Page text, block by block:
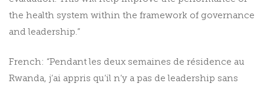
the health system within the framework of governance
and leadership.”
French: “Pendant les deux semaines de résidence au
Rwanda, j’ai appris qu’il n’y a pas de leadership sans